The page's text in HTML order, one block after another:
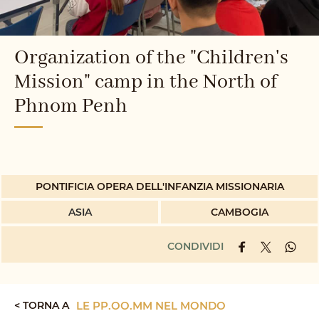
Organization of the "Children's
Mission" camp in the North of
Phnom Penh
PONTIFICIA OPERA DELL'INFANZIA MISSIONARIA
ASIA
CAMBOGIA
CONDIVIDI
< TORNA A LE PP.OO.MM NEL MONDO